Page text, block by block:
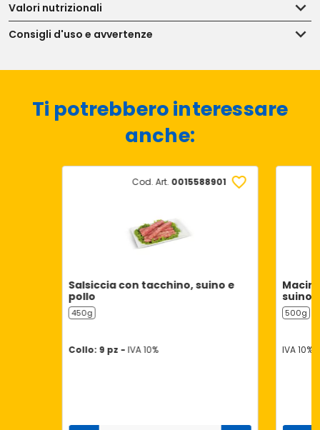
Valori nutrizionali
Consigli d'uso e avvertenze
Ti potrebbero interessare
anche:
Cod. Art. 0015588901
Salsiccia con tacchino, suino e
pollo
450g
Collo: 9 pz - IVA 10%
suino
500g
IVA 10%